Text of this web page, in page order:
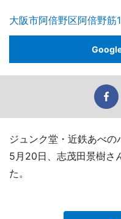
大阪市阿倍野区阿倍野筋
ジュンク堂・近鉄あべ
5月20日、志茂田景樹さ
た。